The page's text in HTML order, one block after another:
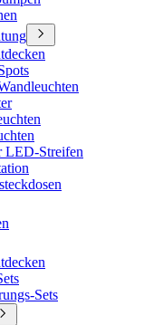
LED-Streifen
Sets